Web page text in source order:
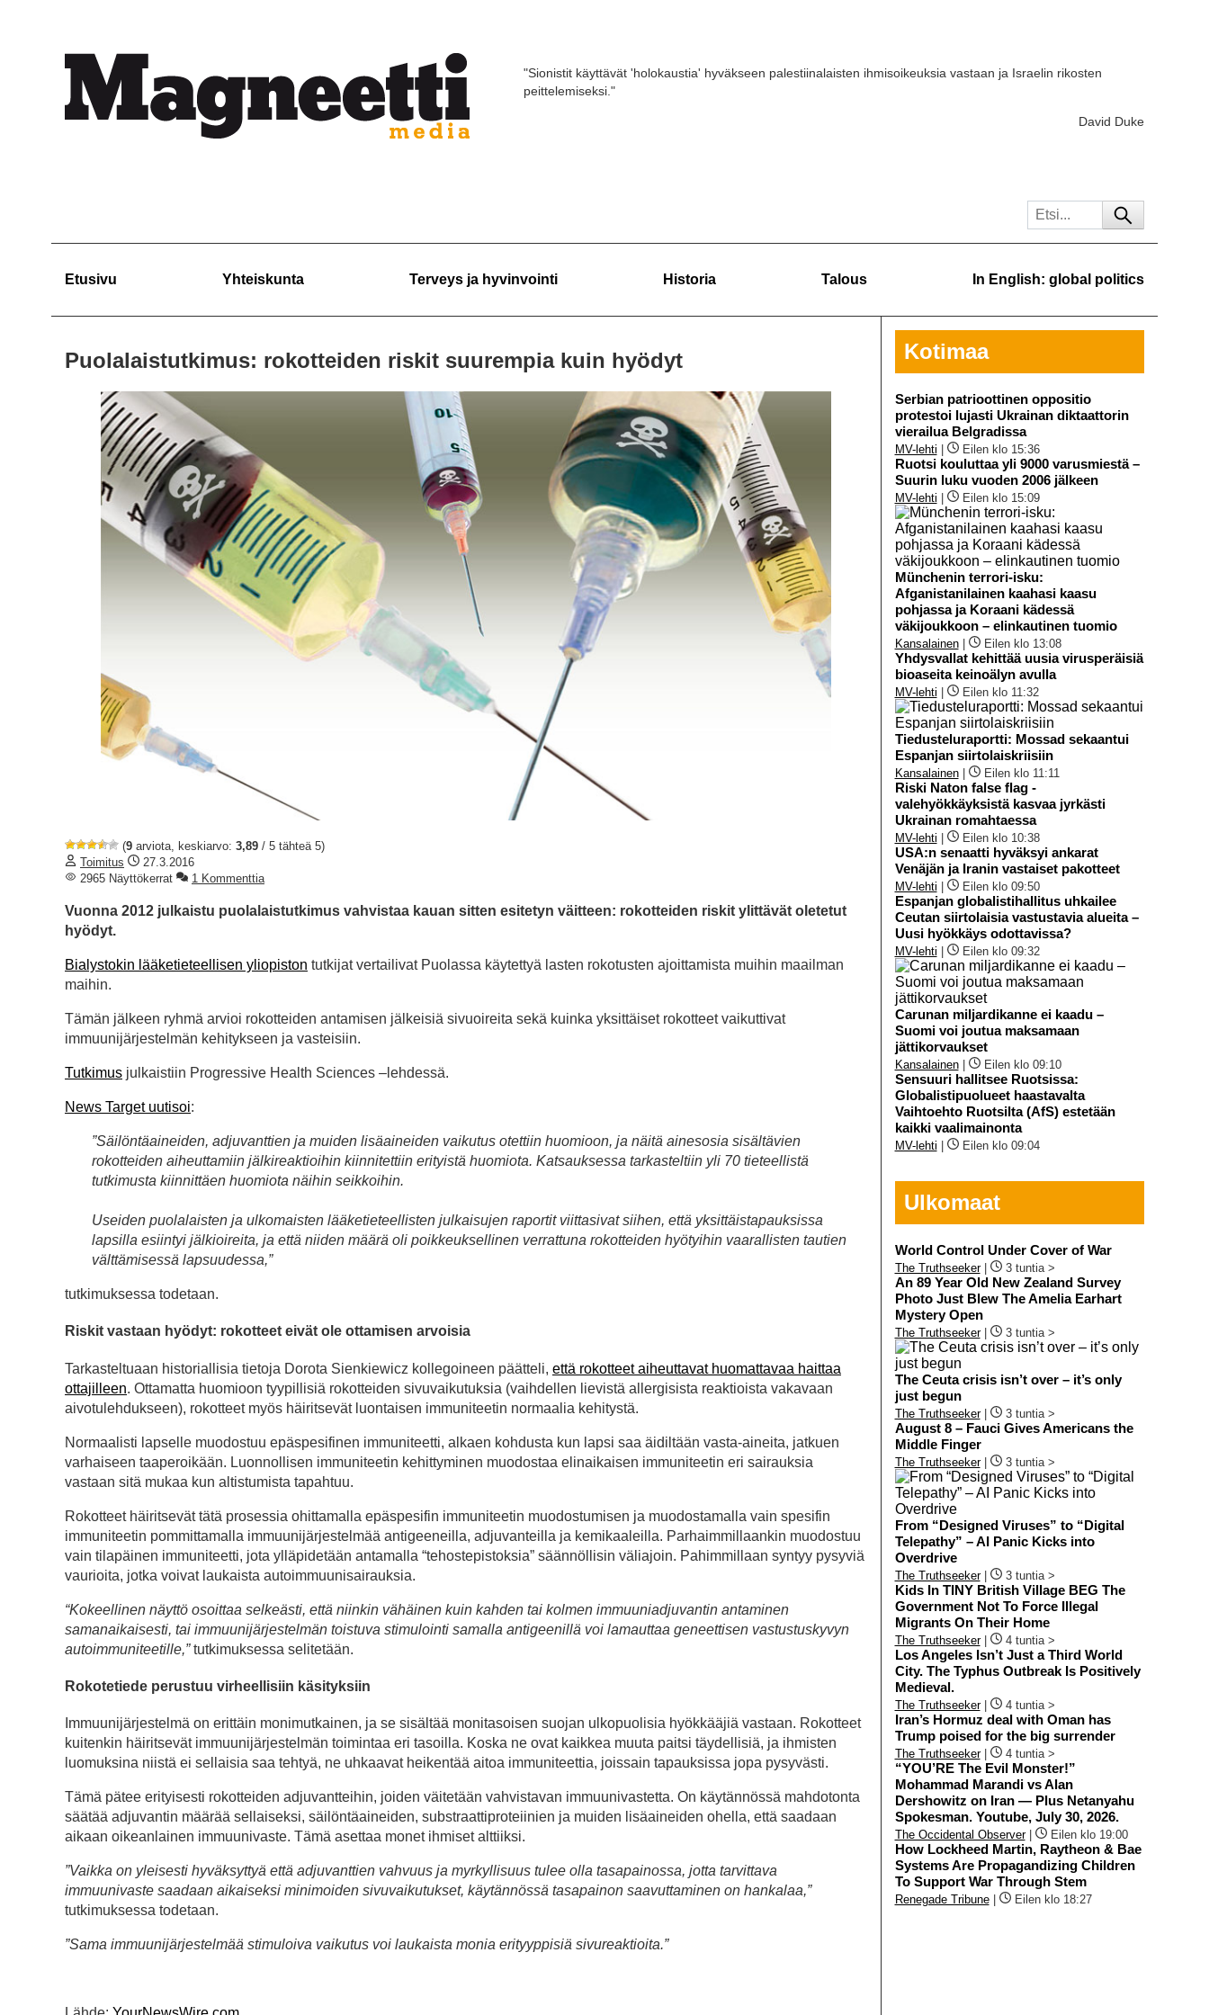
"Sionistit käyttävät 'holokaustia' hyväkseen palestiinalaisten ihmisoikeuksia vastaan ja Israelin rikosten
peittelemiseksi."
David Duke
Etusivu Yhteiskunta Terveys ja hyvinvointi Historia Talous In English: global politics
Puolalaistutkimus: rokotteiden riskit suurempia kuin hyödyt
(9 arviota, keskiarvo: 3,89 / 5 tähteä 5)
Toimitus
27.3.2016
2965 Näyttökerrat
1 Kommenttia
Vuonna 2012 julkaistu puolalaistutkimus vahvistaa kauan sitten esitetyn väitteen: rokotteiden riskit ylittävät oletetut
hyödyt.
Bialystokin lääketieteellisen yliopiston tutkijat vertailivat Puolassa käytettyä lasten rokotusten ajoittamista muihin maailman
maihin.
Tämän jälkeen ryhmä arvioi rokotteiden antamisen jälkeisiä sivuoireita sekä kuinka yksittäiset rokotteet vaikuttivat
immuunijärjestelmän kehitykseen ja vasteisiin.
Tutkimus julkaistiin Progressive Health Sciences –lehdessä.
News Target uutisoi:
”Säilöntäaineiden, adjuvanttien ja muiden lisäaineiden vaikutus otettiin huomioon, ja näitä ainesosia sisältävien
rokotteiden aiheuttamiin jälkireaktioihin kiinnitettiin erityistä huomiota. Katsauksessa tarkasteltiin yli 70 tieteellistä
tutkimusta kiinnittäen huomiota näihin seikkoihin.
Useiden puolalaisten ja ulkomaisten lääketieteellisten julkaisujen raportit viittasivat siihen, että yksittäistapauksissa
lapsilla esiintyi jälkioireita, ja että niiden määrä oli poikkeuksellinen verrattuna rokotteiden hyötyihin vaarallisten tautien
välttämisessä lapsuudessa,”
tutkimuksessa todetaan.
Riskit vastaan hyödyt: rokotteet eivät ole ottamisen arvoisia
Tarkasteltuaan historiallisia tietoja Dorota Sienkiewicz kollegoineen päätteli, että rokotteet aiheuttavat huomattavaa haittaa
ottajilleen. Ottamatta huomioon tyypillisiä rokotteiden sivuvaikutuksia (vaihdellen lievistä allergisista reaktioista vakavaan
aivotulehdukseen), rokotteet myös häiritsevät luontaisen immuniteetin normaalia kehitystä.
Normaalisti lapselle muodostuu epäspesifinen immuniteetti, alkaen kohdusta kun lapsi saa äidiltään vasta-aineita, jatkuen
varhaiseen taaperoikään. Luonnollisen immuniteetin kehittyminen muodostaa elinaikaisen immuniteetin eri sairauksia
vastaan sitä mukaa kun altistumista tapahtuu.
Rokotteet häiritsevät tätä prosessia ohittamalla epäspesifin immuniteetin muodostumisen ja muodostamalla vain spesifin
immuniteetin pommittamalla immuunijärjestelmää antigeeneilla, adjuvanteilla ja kemikaaleilla. Parhaimmillaankin muodostuu
vain tilapäinen immuniteetti, jota ylläpidetään antamalla “tehostepistoksia” säännöllisin väliajoin. Pahimmillaan syntyy pysyviä
vaurioita, jotka voivat laukaista autoimmuunisairauksia.
“Kokeellinen näyttö osoittaa selkeästi, että niinkin vähäinen kuin kahden tai kolmen immuuniadjuvantin antaminen
samanaikaisesti, tai immuunijärjestelmän toistuva stimulointi samalla antigeenillä voi lamauttaa geneettisen vastustuskyvyn
autoimmuniteetille,”tutkimuksessa selitetään.
Rokotetiede perustuu virheellisiin käsityksiin
Immuunijärjestelmä on erittäin monimutkainen, ja se sisältää monitasoisen suojan ulkopuolisia hyökkääjiä vastaan. Rokotteet
kuitenkin häiritsevät immuunijärjestelmän toimintaa eri tasoilla. Koska ne ovat kaikkea muuta paitsi täydellisiä, ja ihmisten
luomuksina niistä ei sellaisia saa tehtyä, ne uhkaavat heikentää aitoa immuniteettia, joissain tapauksissa jopa pysyvästi.
Tämä pätee erityisesti rokotteiden adjuvantteihin, joiden väitetään vahvistavan immuunivastetta. On käytännössä mahdotonta
säätää adjuvantin määrää sellaiseksi, säilöntäaineiden, substraattiproteiinien ja muiden lisäaineiden ohella, että saadaan
aikaan oikeanlainen immuunivaste. Tämä asettaa monet ihmiset alttiiksi.
”Vaikka on yleisesti hyväksyttyä että adjuvanttien vahvuus ja myrkyllisuus tulee olla tasapainossa, jotta tarvittava
immuunivaste saadaan aikaiseksi minimoiden sivuvaikutukset, käytännössä tasapainon saavuttaminen on hankalaa,”
tutkimuksessa todetaan.
”Sama immuunijärjestelmää stimuloiva vaikutus voi laukaista monia erityyppisiä sivureaktioita.”
Kotimaa
Serbian patrioottinen oppositio
protestoi lujasti Ukrainan diktaattorin
vierailua Belgradissa
MV-lehti Eilen klo 15:36
Ruotsi kouluttaa yli 9000 varusmiestä –
Suurin luku vuoden 2006 jälkeen
MV-lehti Eilen klo 15:09
Münchenin terrori-isku:
Afganistanilainen kaahasi kaasu
pohjassa ja Koraani kädessä
väkijoukkoon – elinkautinen tuomio
Kansalainen| Eilen klo 13:08
Yhdysvallat kehittää uusia virusperäisiä
bioaseita keinoälyn avulla
MV-lehti Eilen klo 11:32
Tiedusteluraportti: Mossad sekaantui
Espanjan siirtolaiskriisiin
Kansalainen| Eilen klo 11:11
Riski Naton false flag -
valehyökkäyksistä kasvaa jyrkästi
Ukrainan romahtaessa
MV-lehti Eilen klo 10:38
USA:n senaatti hyväksyi ankarat
Venäjän ja Iranin vastaiset pakotteet
MV-lehti Eilen klo 09:50
Espanjan globalistihallitus uhkailee
Ceutan siirtolaisia vastustavia alueita –
Uusi hyökkäys odottavissa?
MV-lehti Eilen klo 09:32
Carunan miljardikanne ei kaadu –
Suomi voi joutua maksamaan
jättikorvaukset
Kansalainen| Eilen klo 09:10
Sensuuri hallitsee Ruotsissa:
Globalistipuolueet haastavalta
Vaihtoehto Ruotsilta (AfS) estetään
kaikki vaalimainonta
MV-lehti Eilen klo 09:04
Ulkomaat
World Control Under Cover of War
The Truthseeker| 3 tuntia >
An 89 Year Old New Zealand Survey
Photo Just Blew The Amelia Earhart
Mystery Open
The Truthseeker| 3 tuntia >
The Ceuta crisis isn’t over – it’s only
just begun
The Truthseeker| 3 tuntia >
August 8 – Fauci Gives Americans the
Middle Finger
The Truthseeker| 3 tuntia >
From “Designed Viruses” to “Digital
Telepathy” – AI Panic Kicks into
Overdrive
The Truthseeker| 3 tuntia >
Kids In TINY British Village BEG The
Government Not To Force Illegal
Migrants On Their Home
The Truthseeker| 4 tuntia >
Los Angeles Isn’t Just a Third World
City. The Typhus Outbreak Is Positively
Medieval.
The Truthseeker| 4 tuntia >
Iran’s Hormuz deal with Oman has
Trump poised for the big surrender
The Truthseeker| 4 tuntia >
“YOU’RE The Evil Monster!”
Mohammad Marandi vs Alan
Dershowitz on Iran — Plus Netanyahu
Spokesman. Youtube, July 30, 2026.
The Occidental Observer| Eilen klo 19:00
How Lockheed Martin, Raytheon & Bae
Systems Are Propagandizing Children
To Support War Through Stem
Renegade Tribune| Eilen klo 18:27